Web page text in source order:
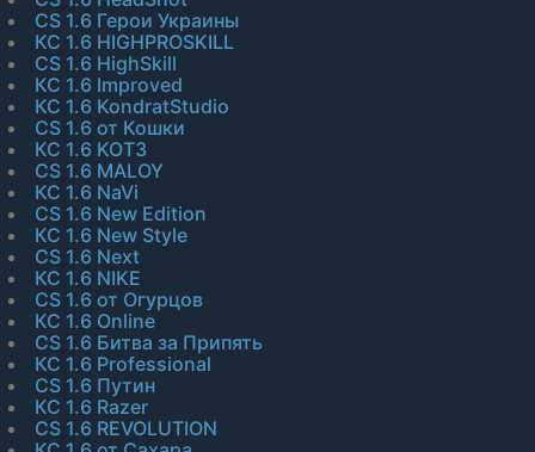
CS 1.6 Герои Украины
КС 1.6 HIGHPROSKILL
CS 1.6 HighSkill
КС 1.6 Improved
КС 1.6 KondratStudio
CS 1.6 от Кошки
КС 1.6 KOT3
CS 1.6 MALOY
КС 1.6 NaVi
CS 1.6 New Edition
КС 1.6 New Style
CS 1.6 Next
КС 1.6 NIKE
CS 1.6 от Огурцов
КС 1.6 Online
CS 1.6 Битва за Припять
КС 1.6 Professional
CS 1.6 Путин
КС 1.6 Razer
CS 1.6 REVOLUTION